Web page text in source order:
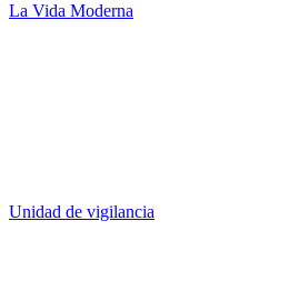
La Vida Moderna
Unidad de vigilancia